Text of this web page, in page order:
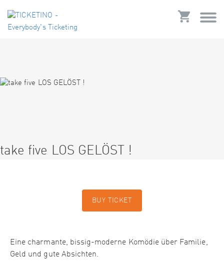
take five LOS GELÖST !
BUY TICKET
Eine charmante, bissig-moderne Komödie über Familie,
Geld und gute Absichten.